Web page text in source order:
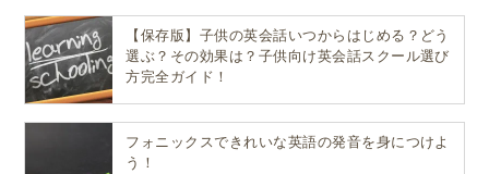
【保存版】子供の英会話いつからはじめる？どう
選ぶ？その効果は？子供向け英会話スクール選び
方完全ガイド！
フォニックスできれいな英語の発音を身につけよ
う！